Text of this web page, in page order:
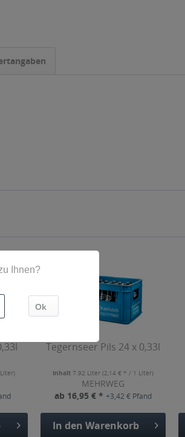
Tegernseer Pils 24 x 0,33l
Inhalt7.92 Liter(2,14 € * / 1 Liter)
MEHRWEG
ab 16,95 € *+3,42 € Pfand
In den Warenkorb